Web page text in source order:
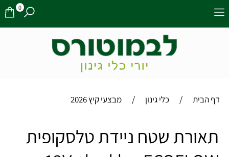
0
דף הבית / כלי גינון / מבצעי קיץ 2026
תאורת שטח ניידת טלסקופית